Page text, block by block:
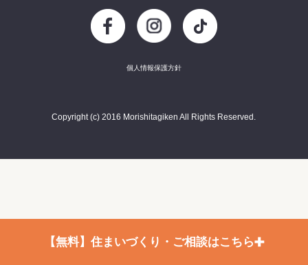
【無料】住まいづくり・ご相談はこちら+
個人情報保護方針
Copyright (c) 2016 Morishitagiken All Rights Reserved.